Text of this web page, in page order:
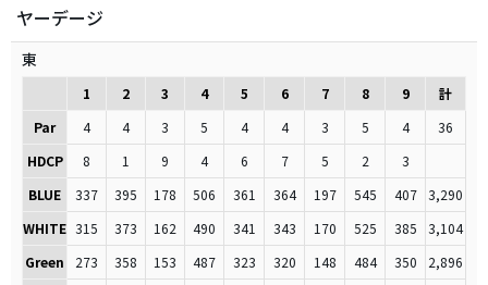
ヤーデージ
東
1 2 3 4 5 6 7 8 9
計
Par
4 4 3 5 4 4 3 5 4
36
HDCP
8 1 9 4 6 7 5 2
3
BLUE
337 395 178 506 361 364 197 545 407
3,290
WHITE 315 373 162 490 341 343 170 525 385
3,104
Green
273 358 153 487 323 320 148 484 350
2,896